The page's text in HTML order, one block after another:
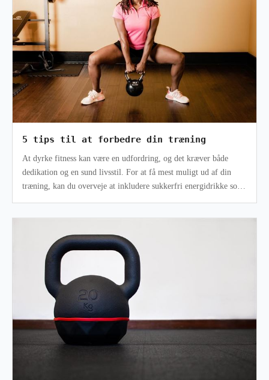
5 tips til at forbedre din træning
At dyrke fitness kan være en udfordring, og det kræver både
dedikation og en sund livsstil. For at få mest muligt ud af din
træning, kan du overveje at inkludere sukkerfri energidrikke som